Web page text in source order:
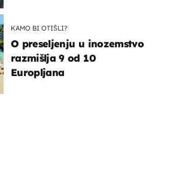
KAMO BI OTIŠLI?
O preseljenju u inozemstvo
razmišlja 9 od 10
Europljana